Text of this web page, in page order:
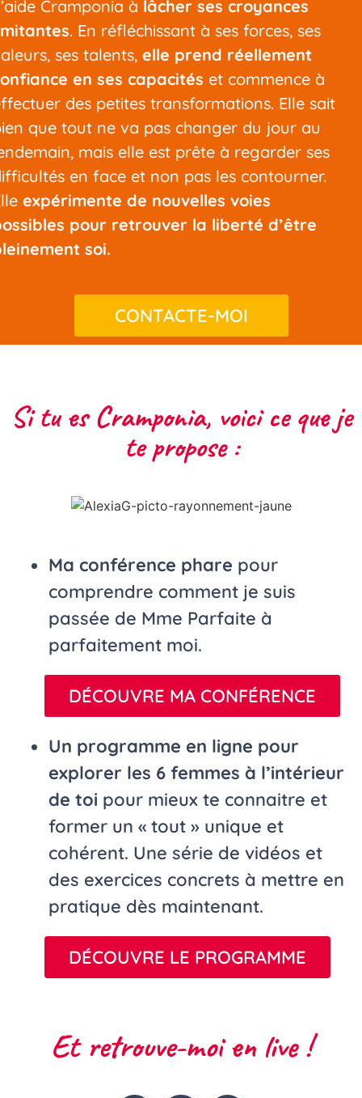
Cramponia à lâcher ses croyances
. En réfléchissant à ses forces, ses
ses talents, elle prend réellement
en ses capacités et commence à
des petites transformations. Elle sait
que tout ne va pas changer du jour au
mais elle est prête à regarder ses
en face et non pas les contourner.
expérimente de nouvelles voies
pour retrouver la liberté d’être
soi.
CONTACTE-MOI
Si tu es Cramponia, voici ce que je
te propose :
Ma conférence phare pour
comprendre comment je suis
passée de Mme Parfaite à
parfaitement moi.
DÉCOUVRE MA CONFÉRENCE
Un programme en ligne pour
explorer les 6 femmes à l’intérieur
de toi pour mieux te connaitre et
former un « tout » unique et
cohérent. Une série de vidéos et
des exercices concrets à mettre en
pratique dès maintenant.
DÉCOUVRE LE PROGRAMME
Et retrouve-moi en live !